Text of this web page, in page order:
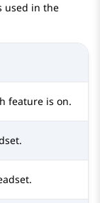
used in the
feature is on.